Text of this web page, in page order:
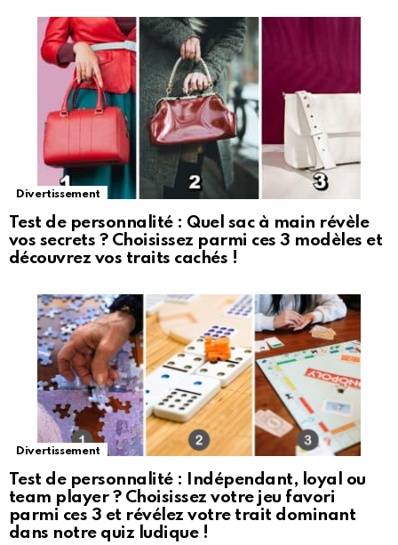
Divertissement
Test de personnalité : Quel sac à main révèle
vos secrets ? Choisissez parmi ces 3 modèles et
découvrez vos traits cachés !
Divertissement
Test de personnalité : Indépendant, loyal ou
team player ? Choisissez votre jeu favori
parmi ces 3 et révélez votre trait dominant
dans notre quiz ludique !